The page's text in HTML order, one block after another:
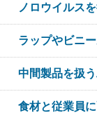
ノロウイルス
ラップやビニ
中間製品を扱
食材と従業員